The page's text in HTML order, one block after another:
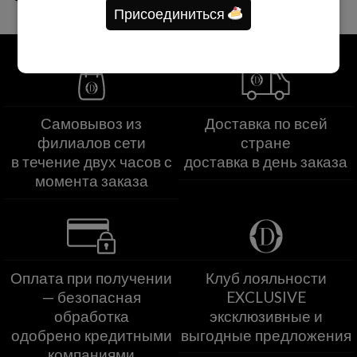
Самовывоз из
филиалов сети
в течение двух часов с
момента заказа
Доставка по всей
стране
доставка в день заказа
Оплата при получении
— безопасная
обработка
одобрено кредитными
Клуб лояльности
EXCLUSIVE
эксклюзивные и
выгодные предложения
Присоединиться